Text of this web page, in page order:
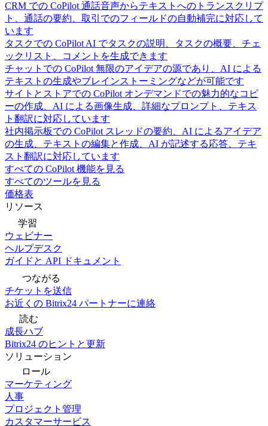
CRM での CoPilot 通話音声からテキストへのトランスクリプ
ト、通話の要約、取引でのフィールドの自動補完に対応して
います
タスクでの CoPilot AI でタスクの説明、タスクの概要、チェ
ックリスト、コメントを生成できます
チャットでの CoPilot 無限のアイデアの源であり、AI による
テキストの生成やブレインストーミングなどが可能です
サイトとストアでの CoPilot オンデマンドでの魅力的なコピ
ーの作成、AI による画像生成、詳細なプロンプト、テキス
ト翻訳に対応しています
社内掲示板での CoPilot スレッドの要約、AI によるアイデア
の生成、テキストの編集と作成、AI が記述する応答、テキ
スト翻訳に対応しています
すべての CoPilot 機能を見る
すべてのツールを見る
価格表
リソース
学習
ウェビナー
ヘルプデスク
ガイドと API ドキュメント
つながる
チケットを送信
お近くの Bitrix24 パートナーに連絡
読む
成長ハブ
Bitrix24 のヒントと更新
ソリューション
ロール
マーケティング
人事
プロジェクト管理
カスタマーサービス